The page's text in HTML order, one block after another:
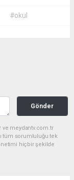
#okul
Gönder
ve meydantv.com.tr
tüm sorumluluğu tek
hiçbir şekilde